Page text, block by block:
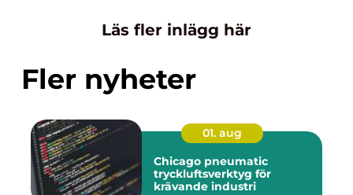
Läs fler inlägg här
Fler nyheter
01. aug
Chicago pneumatic
tryckluftsverktyg för
krävande industri